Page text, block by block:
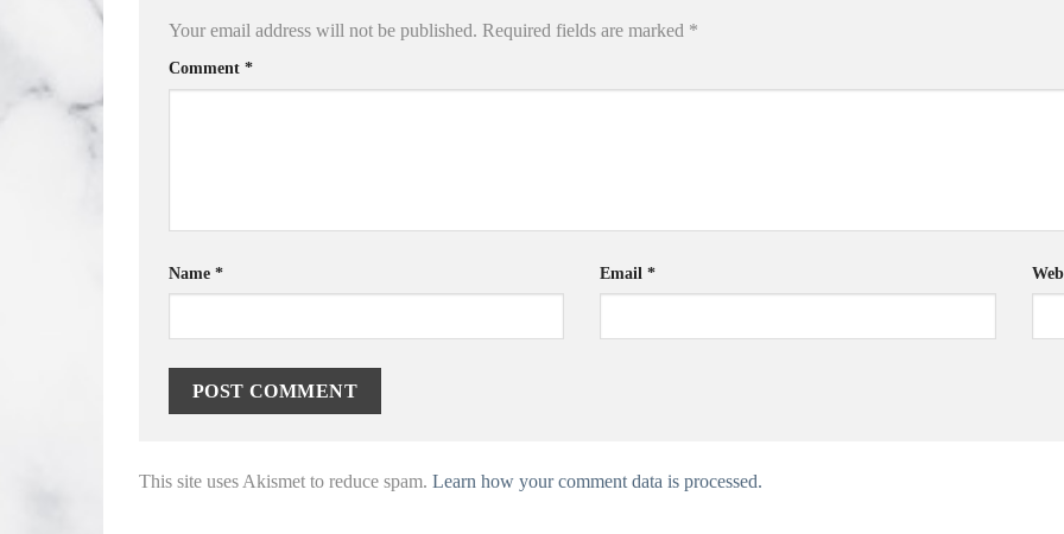
Your email address will not be published. Required fields are marked *
Comment *
Name * Email*
This site uses Akismet to reduce spam. Learn how your comment data is processed.